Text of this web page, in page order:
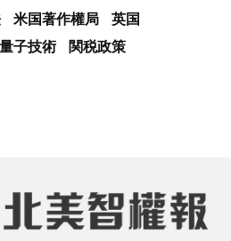
米国著作權局
英国
量子技術
関税政策